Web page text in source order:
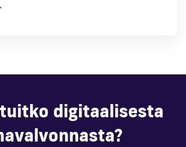
digitaalisesta